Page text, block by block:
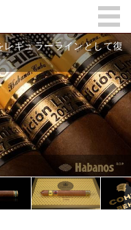
サインイン
Location
Column
人